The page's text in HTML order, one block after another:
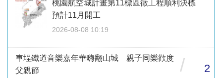
桃園航空城計畫第11標區徵工程順利決標
預計11月開工
2026-08-08 10:19
車埕鐵道音樂嘉年華嗨翻山城 親子同樂歡度
父親節
/ 2